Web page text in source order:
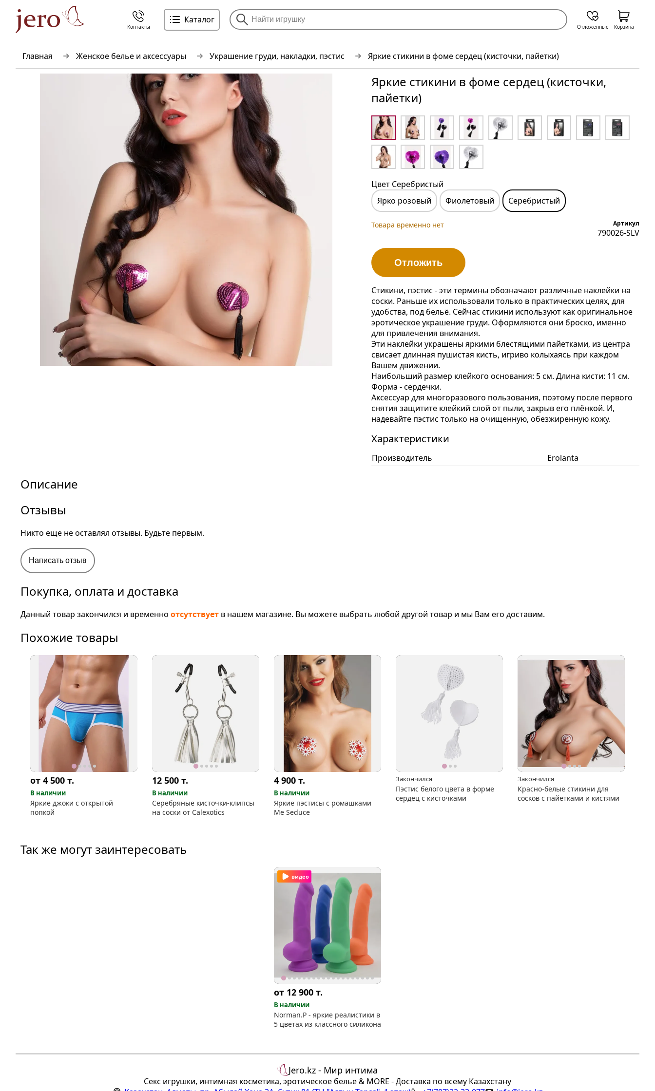
Главная Женское белье и аксессуары Украшение груди, накладки, пэстис Яркие стикини в фоме сердец (кисточки, пайетки)
Яркие стикини в фоме сердец (кисточки,
пайетки)
Цвет Серебристый
Ярко розовый
Фиолетовый Серебристый
Товара временно нет Артикул
790026-SLV
Отложить
Стикини, пэстис - эти термины обозначают различные наклейки на
соски. Раньше их использовали только в практических целях, для
удобства, под бельё. Сейчас стикини используют как оригинальное
эротическое украшение груди. Оформляются они броско, именно
для привлечения внимания.
Эти наклейки украшены яркими блестящими пайетками, из центра
свисает длинная пушистая кисть, игриво колыхаясь при каждом
Вашем движении.
Наибольший размер клейкого основания: 5 см. Длина кисти: 11 см.
Форма - сердечки.
Аксессуар для многоразового пользования, поэтому после первого
снятия защитите клейкий слой от пыли, закрыв его плёнкой. И,
надевайте пэстис только на очищенную, обезжиренную кожу.
Характеристики
Производитель Erolanta
Описание
Отзывы
Никто еще не оставлял отзывы. Будьте первым.
Написать отзыв
Покупка, оплата и доставка
Данный товар закончился и временно отсутствует в нашем магазине. Вы можете выбрать любой другой товар и мы Вам его доставим.
Похожие товары
от 4 500 т.
В наличии
Яркие джоки с открытой
попкой
12 500 т.
В наличии
Серебряные кисточки-клипсы
на соски от Calexotics
4 900 т.
В наличии
Яркие пэстисы с ромашками
Me Seduce
Закончился
Пэстис белого цвета в форме
сердец с кисточками
Закончился
Красно-белые стикини для
сосков с пайетками и кистями
Так же могут заинтересовать
видео
от 12 900 т.
В наличии
Norman.P - яркие реалистики в
5 цветах из классного силикона
Контакты
Каталог
Отложенные Корзина
Jero.kz - Мир интима
Секс игрушки, интимная косметика, эротическое белье & MORE - Доставка по всему Казахстану